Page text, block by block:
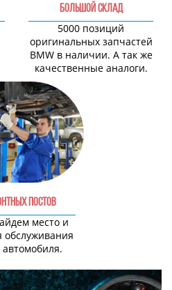
БОЛЬШОЙ СКЛАД
5000 позиций
оригинальных запчастей
BMW в наличии. А так же
качественные аналоги.
ПОСТОВ
место и
обслуживания